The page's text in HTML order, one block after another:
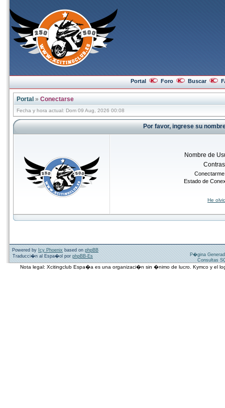
Portal Foro Buscar
Portal » Conectarse
Fecha y hora actual: Dom 09 Aug, 2026 00:08
Por favor, ingrese su
Nombre de
Estado de
He
Powered by Icy Phoenix based on phpBB
Traducci�n al Espa�ol por phpBB-Es
P�gina
Consultas
Nota legal: Xcitingclub Espa�a es una organizaci�n sin �nimo de lucro. Kymco y el